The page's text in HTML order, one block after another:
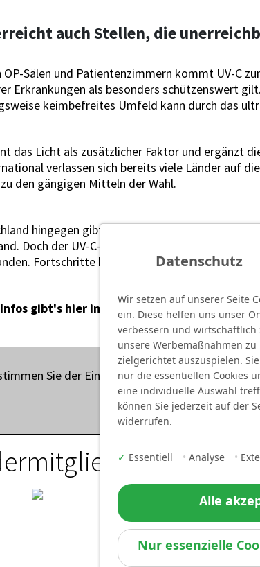
auch Stellen, die
OP-Sälen und Patientenzimmern kommt UV-C
Erkrankungen als besonders schützenswert
keimbefreites Umfeld kann durch das
das Licht als zusätzlicher Faktor und ergänzt
verlassen sich bereits viele Länder auf
den gängigen Mitteln der Wahl.
hingegen gibt es in einigen Bereichen
Doch der UV-C-Profi zeigt sich
Fortschritte beim Einsatz der Technologie
gibt's hier im Podcast sowie auf Spotify
Sie der Einbindung von Spotify-Inhalten
Datenschutz
Wir setzen auf unserer Seite
ein. Diese helfen uns unser
verbessern und wirtschaftlich
unsere Werbemaßnahmen
zielgerichtet auszuspielen.
nur die essentiellen Cookies
eine individuelle Auswahl
können Sie jederzeit auf der
widerrufen.
✓ Essentiell • Analyse •
Alle
Nur essenzielle